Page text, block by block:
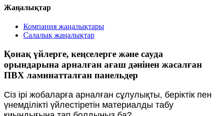
Жаңалықтар
Компания жаңалықтары
Салалық жаңалықтар
Қонақ үйлерге, кеңселерге және сауда
орындарына арналған ағаш дәнінен жасалған
ПВХ ламинатталған панельдер
Сіз ірі жобаларға арналған сұлулықты, беріктік пен
үнемділікті үйлестіретін материалды табу